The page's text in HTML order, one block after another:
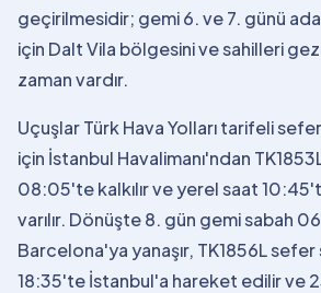
geçirilmesidir; gemi 6. ve 7. günü
için Dalt Vila bölgesini ve sahilleri
zaman vardır.
Uçuşlar Türk Hava Yolları tarifeli
için İstanbul Havalimanı'ndan
08:05'te kalkılır ve yerel saat
varılır. Dönüşte 8. gün gemi sabah
Barcelona'ya yanaşır, TK1856L sefer
18:35'te İstanbul'a hareket edilir ve